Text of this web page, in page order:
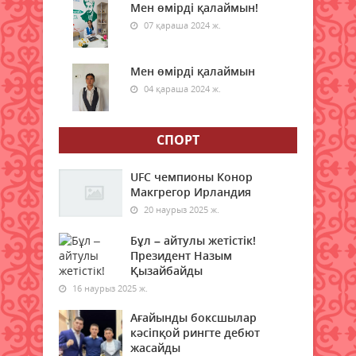
08 тамыз 2026 ж. 58
болып туғаныңыз өміріңізге
қалай әсер ететінін айтты
08 тамыз 2026 ж.
1 қыркүйектен бастап жаңа
көліктерді әкелуге тыйым
салынады?
08 тамыз 2026 ж. 56
Гранттан қағылған
талапкерлерге тағы бір
мүмкіндік: 4 мыңнан астам грант
бар
08 тамыз 2026 ж. 54
Мен өмірді қалаймын!
07 қараша 2024 ж.
Мен өмірді қалаймын
04 қараша 2024 ж.
СПОРТ
UFC чемпионы Конор
Макгрегор Ирландия
20 наурыз 2025 ж.
Бұл – айтулы жетістік!
Президент Назым
Қызайбайды
16 наурыз 2025 ж.
Ағайынды боксшылар
кәсіпқой рингте дебют
жасайды